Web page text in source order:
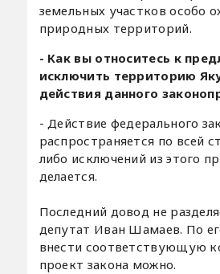
земельных участков особо
природных территорий.
- Как вы относитесь к
исключить территорию
действия данного
- Действие федерального
распространяется по всей
либо исключений из этого
делается.
Последний довод не
депутат Иван Шамаев. По
внести соответствующую
проект закона можно.